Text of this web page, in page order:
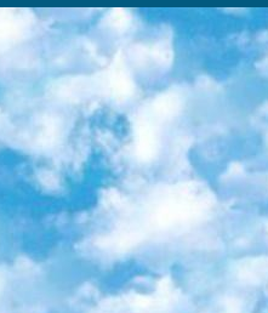
ориентируется на русскоязычную аудиторию, часть контента всё же доступна только на английском. 3. «Лекторий Физтеха» Проект Московского физико-технического института (Физтеха). С его помощью вы можете смотреть онлайн серии лекций, записанные на видео в этом вузе. В числе доступных предметов — физика, биология, химия, информационные технологии и другие. К некоторым лекциям администрация ресурса прилагает готовые конспекты, которые можно скачивать в PDF-формате. 4. ITMOcourses Онлайн-площадка Санкт-Петербургского национального исследовательского университета информационных технологий, механики и оптики (ИТМО). Ресурс предоставляет свободный доступ к курсам, разработанным в этом вузе. Каталог материалов разбит на четыре категории: «Оптические системы и технологии», «Приборостроение и робототехника», «Информационные технологии» и «Биотехнологии». Курсы состоят из видеолекций, интерактивных демонстраций и заданий. 5. «КиберЛенинка» Электронная научная библиотека открытого доступа. Каталог площадки регулярно обрастает текстами статей из различных научных изданий. Сгруппированные по журналам и рубрикам публикации можно читать онлайн или скачивать целиком в PDF-формате. Проект нацелен на популяризацию науки за счёт открытого доступа к качественной информации. 6. «ПостНаука» На этом ресурсе публикуют подборки видеолекций, составленные экспертами из разных отраслей и объединённые общими темами. Среди них, к примеру, есть серии «Биоинформатика и геномика», «Культура средневековой Скандинавии» и Cinema Studies о теории кино. Каждая подборка лекций — логически связанная история, рассказанная экспертом от первого лица. Кроме того, на сайте появляются научно-образовательные статьи и тесты на разные темы. 7. «Newочём» Команда проекта «Newочём» отбирает самые интересные тексты из англоязычных СМИ и переводит те из них, за которые голосуют участники сообщества «ВКонтакте». По большей части это научно-популярные статьи. Редакторы придумывают лишь заголовки, в остальном содержание переводов соответствует оригиналам. Полные тексты можно читать прямо в социальной сети. 8. InternetUrok Онлайн-база материалов по основным дисциплинам школьной программы. Информация на сайте структурирована по классам, предметам и темам (урокам). Каждый урок состоит из видеолекций и конспектов. Есть также интерактивные тренажёры и тесты для закрепления пройденного материала. Даже если вы давно окончили школу, возможность повторить программу старших классов всегда может пригодиться. 9. Edutainme Ещё один ресурс об образовании. В отличие от Newtonew, как мне кажется, Edutainme больше ориентируется на представителей индустрии: педагогов, предпринимателей, разработчиков образовательных проектов. Но и любой, кто просто стремится к саморазвитию, найдёт на сайте много полезного и интересного для себя. Например, информацию о новых курсах и образовательных сервисах. 10. Newtonew Онлайн-медиа об образовании и обучении в широком смысле. Авторы Newtonew пишут об инструментах, заведениях, тактиках и стратегиях, которые помогают учить других и получать новые знания самостоятельно. На этой площадке вы найдёте новости, обзоры, аналитические мат